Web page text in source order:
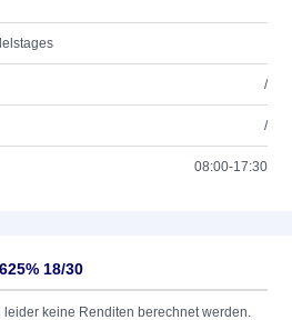
/
/
08:00-17:30
18/30
leider keine Renditen berechnet werden.